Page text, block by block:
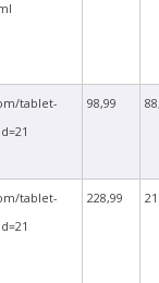
tablet-
98,99
tablet-
228,99